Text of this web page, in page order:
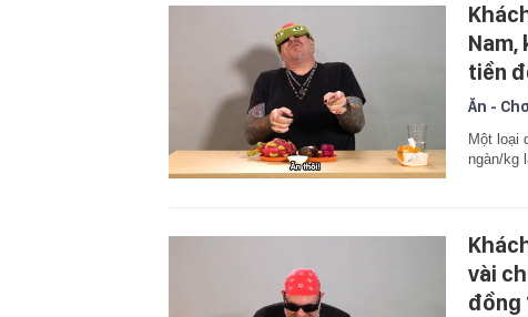
Nam,
tiền
Ăn -
Một loại
ngàn/kg
vài
đồng